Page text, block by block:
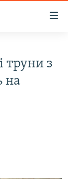
труни з
на